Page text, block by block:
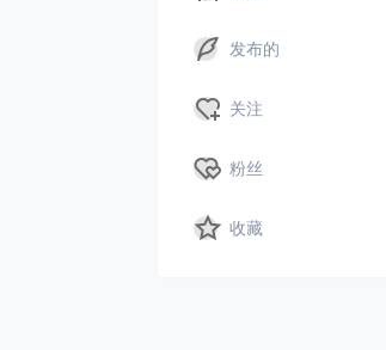
发布的
关注
粉丝
收藏